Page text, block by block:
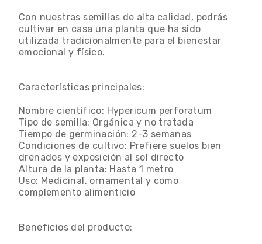
Con nuestras semillas de alta calidad, podrás
cultivar en casa una planta que ha sido
utilizada tradicionalmente para el bienestar
emocional y físico.
Características principales:
Nombre científico: Hypericum perforatum
Tipo de semilla: Orgánica y no tratada
Tiempo de germinación: 2-3 semanas
Condiciones de cultivo: Prefiere suelos bien
drenados y exposición al sol directo
Altura de la planta: Hasta 1 metro
Uso: Medicinal, ornamental y como
complemento alimenticio
Beneficios del producto: